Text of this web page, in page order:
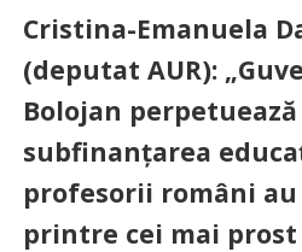
Cristina-Emanuela
(deputat AUR):
Bolojan perpetuează
subfinanțarea
profesorii români
printre cei mai